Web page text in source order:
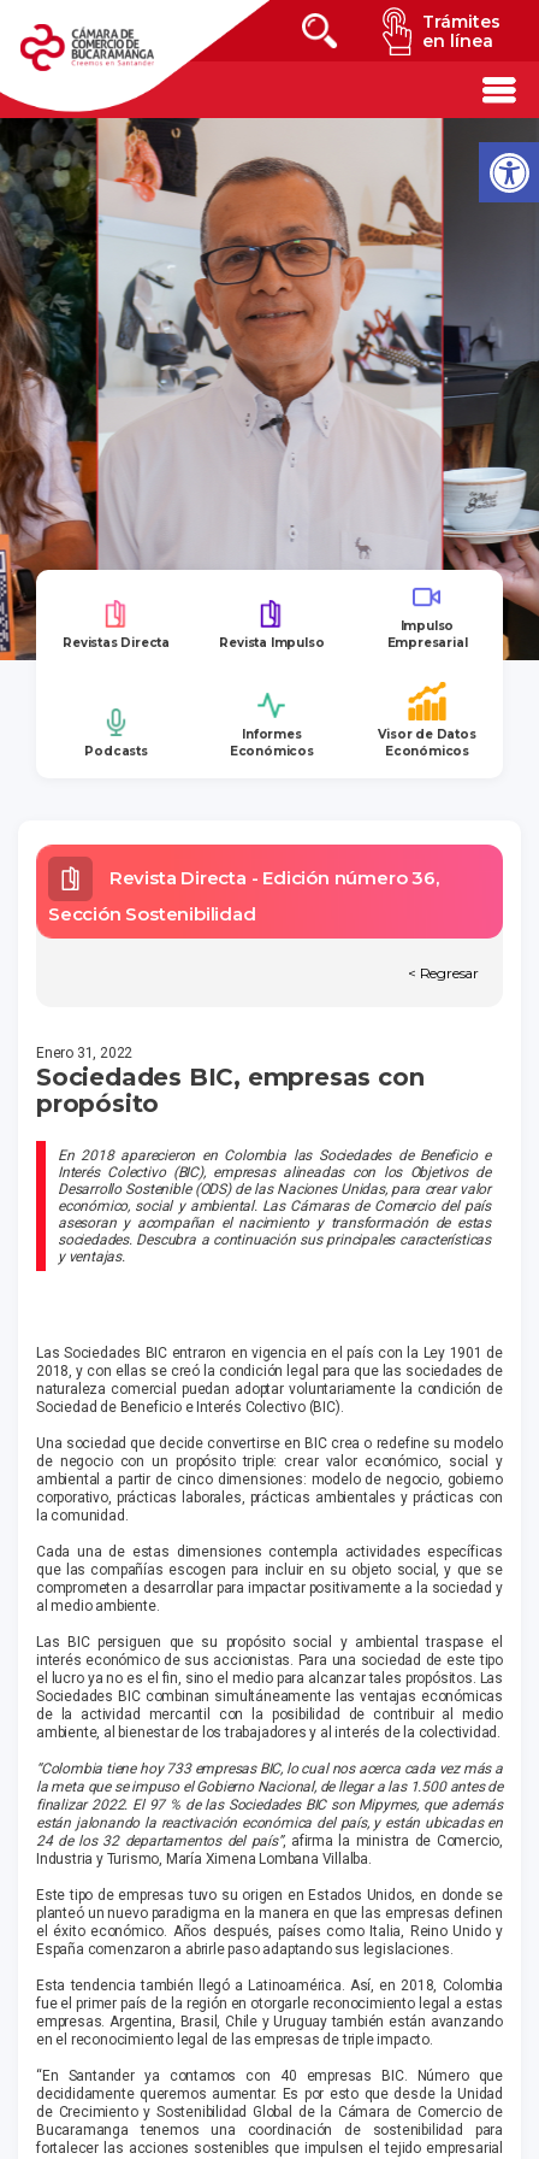
Trámites
en línea
Revistas Directa Revista Impulso
Impulso
Empresarial
Podcasts
Informes
Económicos
Visor de Datos
Económicos
Revista Directa - Edición número 36,
Sección Sostenibilidad
< Regresar
Enero 31, 2022
Sociedades BIC, empresas con
propósito
En 2018 aparecieron en Colombia las Sociedades de Beneficio e
Interés Colectivo (BIC), empresas alineadas con los Objetivos de
Desarrollo Sostenible (ODS) de las Naciones Unidas, para crear valor
económico, social y ambiental. Las Cámaras de Comercio del país
asesoran y acompañan el nacimiento y transformación de estas
sociedades. Descubra a continuación sus principales características
y ventajas.
Las Sociedades BIC entraron en vigencia en el país con la Ley 1901 de
2018, y con ellas se creó la condición legal para que las sociedades de
naturaleza comercial puedan adoptar voluntariamente la condición de
Sociedad de Beneficio e Interés Colectivo (BIC).
Una sociedad que decide convertirse en BIC crea o redefine su modelo
de negocio con un propósito triple: crear valor económico, social y
ambiental a partir de cinco dimensiones: modelo de negocio, gobierno
corporativo, prácticas laborales, prácticas ambientales y prácticas con
la comunidad.
Cada una de estas dimensiones contempla actividades específicas
que las compañías escogen para incluir en su objeto social, y que se
comprometen a desarrollar para impactar positivamente a la sociedad y
al medio ambiente.
Las BIC persiguen que su propósito social y ambiental traspase el
interés económico de sus accionistas. Para una sociedad de este tipo
el lucro ya no es el fin, sino el medio para alcanzar tales propósitos. Las
Sociedades BIC combinan simultáneamente las ventajas económicas
de la actividad mercantil con la posibilidad de contribuir al medio
ambiente, al bienestar de los trabajadores y al interés de la colectividad.
“Colombia tiene hoy 733 empresas BIC, lo cual nos acerca cada vez más a
la meta que se impuso el Gobierno Nacional, de llegar a las 1.500 antes de
finalizar 2022. El 97 % de las Sociedades BIC son Mipymes, que además
están jalonando la reactivación económica del país, y están ubicadas en
24 de los 32 departamentos del país”, afirma la ministra de Comercio,
Industria y Turismo, María Ximena Lombana Villalba.
Este tipo de empresas tuvo su origen en Estados Unidos, en donde se
planteó un nuevo paradigma en la manera en que las empresas definen
el éxito económico. Años después, países como Italia, Reino Unido y
España comenzaron a abrirle paso adaptando sus legislaciones.
Esta tendencia también llegó a Latinoamérica. Así, en 2018, Colombia
fue el primer país de la región en otorgarle reconocimiento legal a estas
empresas. Argentina, Brasil, Chile y Uruguay también están avanzando
en el reconocimiento legal de las empresas de triple impacto.
“En Santander ya contamos con 40 empresas BIC. Número que
decididamente queremos aumentar. Es por esto que desde la Unidad
de Crecimiento y Sostenibilidad Global de la Cámara de Comercio de
Bucaramanga tenemos una coordinación de sostenibilidad para
fortalecer las acciones sostenibles que impulsen el tejido empresarial